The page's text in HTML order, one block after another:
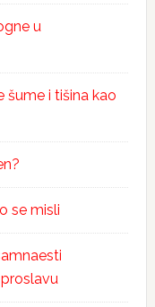
u
šume i tišina kao
se misli